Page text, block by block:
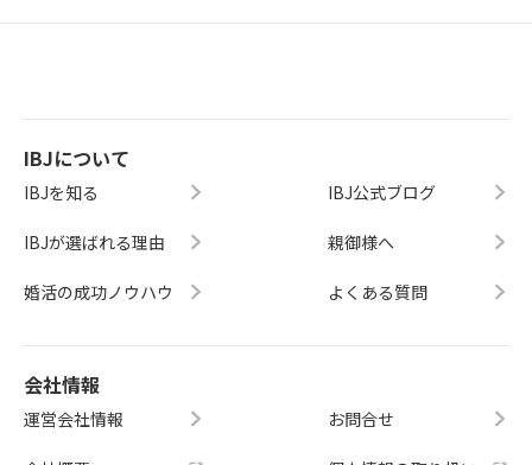
IBJについて
IBJを知る
IBJが選ばれる理由
婚活の成功ノウハウ
IBJ公式ブログ
親御様へ
よくある質問
会社情報
運営会社情報 お問合せ